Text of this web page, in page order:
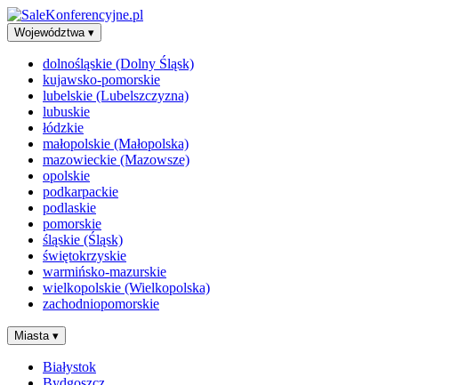
Województwa ▾
dolnośląskie (Dolny Śląsk)
kujawsko-pomorskie
lubelskie (Lubelszczyzna)
lubuskie
łódzkie
małopolskie (Małopolska)
mazowieckie (Mazowsze)
opolskie
podkarpackie
podlaskie
pomorskie
śląskie (Śląsk)
świętokrzyskie
warmińsko-mazurskie
wielkopolskie (Wielkopolska)
zachodniopomorskie
Miasta ▾
Białystok